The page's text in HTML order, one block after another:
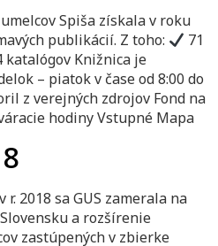
Spiša získala v roku
publikácií. Z toho:
71
katalógov Knižnica je
– piatok v čase od 8:00 do
z verejných zdrojov Fond na
hodiny Vstupné Mapa
2018 sa GUS zamerala na
a rozšírenie
zastúpených v zbierke